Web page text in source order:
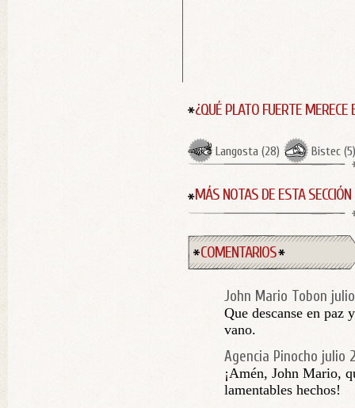
¿QUÉ PLATO FUERTE MERECE
Langosta (28) Bistec (5)
MÁS NOTAS DE ESTA SECCIÓN
COMENTARIOS
John Mario Tobon
Que descanse en paz
vano.
Agencia Pinocho julio
¡Amén, John Mario,
lamentables hechos!